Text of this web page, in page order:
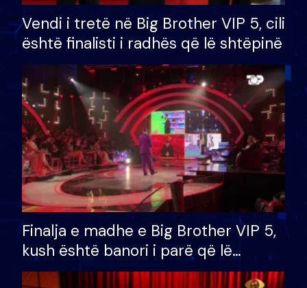
Vendi i tretë në Big Brother VIP 5, cili
është finalisti i radhës që lë shtëpinë
Finalja e madhe e Big Brother VIP 5,
kush është banori i parë që lë
shtëpinë dhe humb mundësinë për